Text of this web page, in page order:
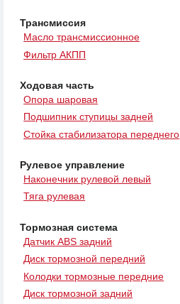
Трансмиссия
Масло трансмиссионное
Фильтр АКПП
Ходовая часть
Опора шаровая
Подшипник ступицы задней
Стойка стабилизатора переднего
Рулевое управление
Наконечник рулевой левый
Тяга рулевая
Тормозная система
Датчик ABS задний
Диск тормозной передний
Колодки тормозные передние
Диск тормозной задний